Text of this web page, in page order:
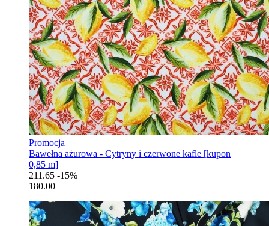
Promocja
Bawełna ażurowa - Cytryny i czerwone kafle [kupon
0,85 m]
211.65 -15%
180.00